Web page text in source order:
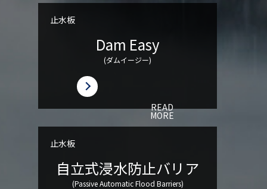
止水板
Dam Easy
(ダムイージー)
READ
MORE
止水板
自立式浸水防止バリア
(Passive Automatic Flood Barriers)